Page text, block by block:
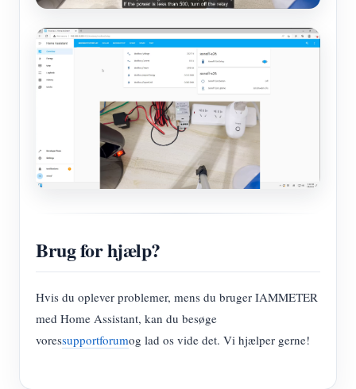
Brug for hjælp?
Hvis du oplever problemer, mens du bruger IAMMETER
med Home Assistant, kan du besøge
voressupportforumog lad os vide det. Vi hjælper gerne!